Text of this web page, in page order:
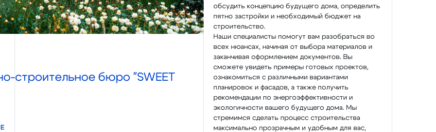
строительное бюро "SWEET
обсудить концепцию будущего дома, определить
пятно застройки и необходимый бюджет на
строительство.
Наши специалисты помогут вам разобраться во
всех нюансах, начиная от выбора материалов и
заканчивая оформлением документов. Вы
сможете увидеть примеры готовых проектов,
ознакомиться с различными вариантами
планировок и фасадов, а также получить
рекомендации по энергоэффективности и
экологичности вашего будущего дома. Мы
стремимся сделать процесс строительства
максимально прозрачным и удобным для вас,